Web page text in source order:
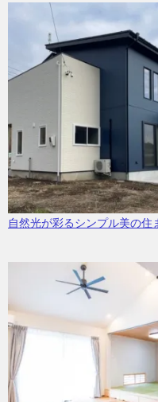
自然光が彩るシンプル美の住